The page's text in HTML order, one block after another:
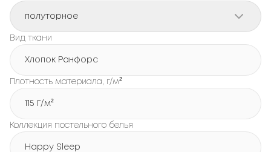
полуторное
Вид ткани
Хлопок Ранфорс
Плотность материала, г/м²
115 Г/м²
Коллекция постельного белья
Happy Sleep